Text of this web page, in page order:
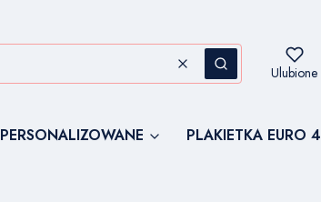
WyczyśćSzukaj Ulubione
PERSONALIZOWANE PLAKIETKA EURO 4